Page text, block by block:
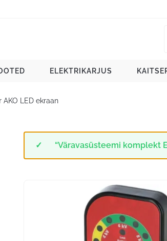
ELEKTRIKARJUS
AKO LED ekraan
“Väravasüsteemi komplekt